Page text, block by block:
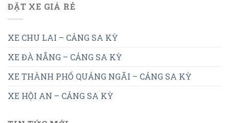
ĐẶT XE GIÁ RẺ
XE CHU LAI – CẢNG SA KỲ
XE ĐÀ NẴNG – CẢNG SA KỲ
XE THÀNH PHỐ QUẢNG NGÃI – CẢNG SA KỲ
XE HỘI AN – CẢNG SA KỲ